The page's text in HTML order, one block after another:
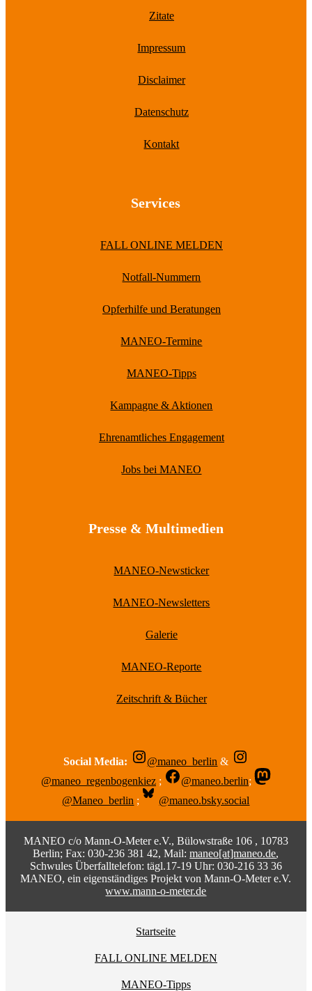
Zitate
Impressum
Disclaimer
Datenschutz
Kontakt
Services
FALL ONLINE MELDEN
Notfall-Nummern
Opferhilfe und Beratungen
MANEO-Termine
MANEO-Tipps
Kampagne & Aktionen
Ehrenamtliches Engagement
Jobs bei MANEO
Presse & Multimedien
MANEO-Newsticker
MANEO-Newsletters
Galerie
MANEO-Reporte
Zeitschrift & Bücher
Social Media: @maneo_berlin &
@maneo_regenbogenkiez ; @maneo.berlin;
@Maneo_berlin ; @maneo.bsky.social
MANEO c/o Mann-O-Meter e.V., Bülowstraße 106 , 10783
Berlin; Fax: 030-236 381 42, Mail:maneo[at]maneo.de,
Schwules Überfalltelefon: tägl.17-19 Uhr: 030-216 33 36
MANEO, ein eigenständiges Projekt von Mann-O-Meter e.V.
www.mann-o-meter.de
Startseite
FALL ONLINE MELDEN
MANEO-Tipps